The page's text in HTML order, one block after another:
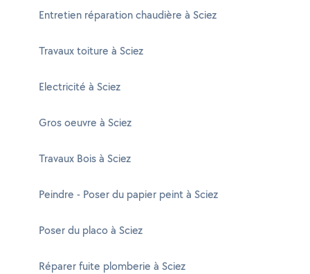
Entretien réparation chaudière à Sciez
Travaux toiture à Sciez
Electricité à Sciez
Gros oeuvre à Sciez
Travaux Bois à Sciez
Peindre - Poser du papier peint à Sciez
Poser du placo à Sciez
Réparer fuite plomberie à Sciez